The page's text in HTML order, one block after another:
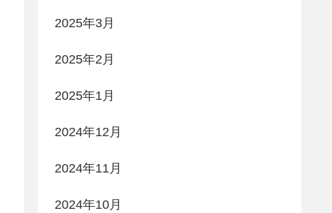
2025年3月
2025年2月
2025年1月
2024年12月
2024年11月
2024年10月